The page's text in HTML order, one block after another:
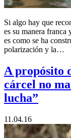
Si algo hay que
es su manera
es como se ha
polarización y la…
A propósito
cárcel no
lucha”
11.04.16